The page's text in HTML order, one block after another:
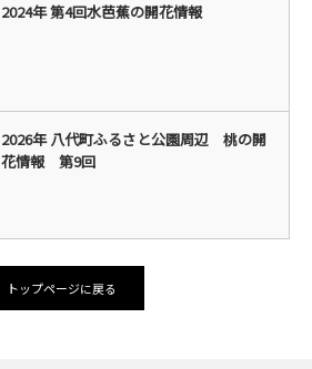
2024年 第4回水芭蕉の開花情報
2026年 八代町ふるさと公園周辺 桃の開
花情報 第9回
トップページに戻る